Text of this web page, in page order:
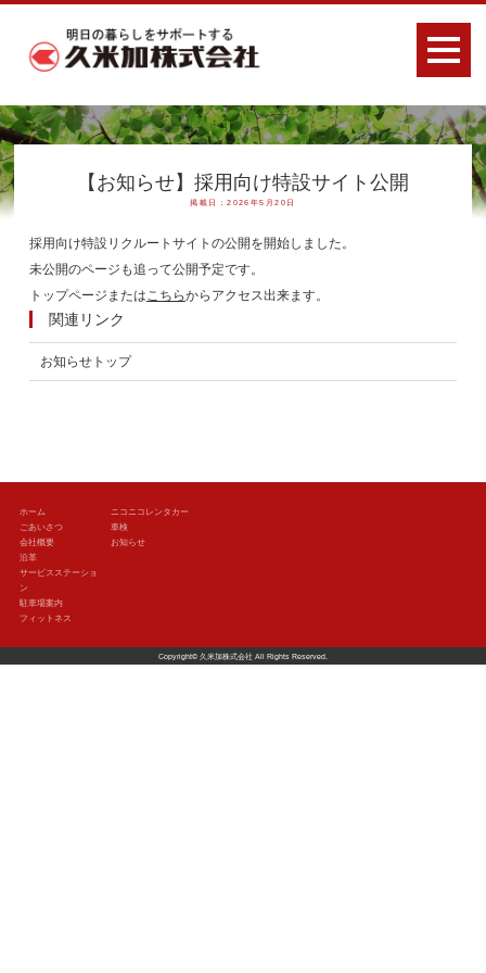
【お知らせ】採用向け特設サイト公開
掲載日：2026年5月20日
採用向け特設リクルートサイトの公開を開始しました。
未公開のページも追って公開予定です。
トップページまたはこちらからアクセス出来ます。
関連リンク
お知らせトップ
ホーム
ごあいさつ
会社概要
沿革
サービスステーショ
ン
駐車場案内
フィットネス
ニコニコレンタカー
車検
お知らせ
Copyright© 久米加株式会社 All Rights Reserved.